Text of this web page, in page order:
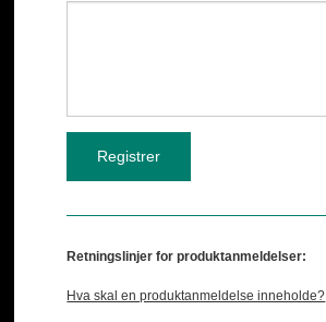
Retningslinjer for produktanmeldelser:
Hva skal en produktanmeldelse inneholde?